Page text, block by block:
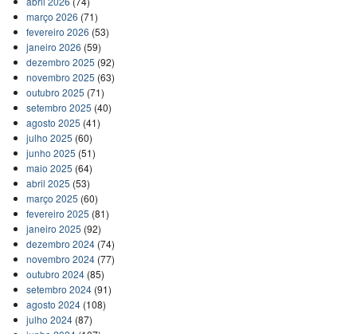
março 2026 (71)
fevereiro 2026 (53)
janeiro 2026 (59)
dezembro 2025 (92)
novembro 2025 (63)
outubro 2025 (71)
setembro 2025 (40)
agosto 2025 (41)
julho 2025 (60)
junho 2025 (51)
maio 2025 (64)
abril 2025 (53)
março 2025 (60)
fevereiro 2025 (81)
janeiro 2025 (92)
dezembro 2024(74)
novembro 2024(77)
outubro 2024(85)
setembro 2024(91)
agosto 2024(108)
julho 2024(87)